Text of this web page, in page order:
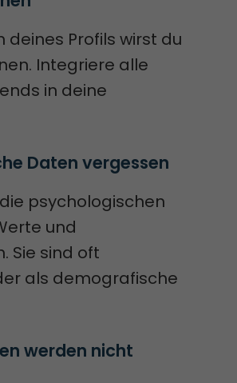
deines Profils wirst du
Integriere alle
in deine
Daten vergessen
psychologischen
und
Sie sind oft
als demografische
werden nicht